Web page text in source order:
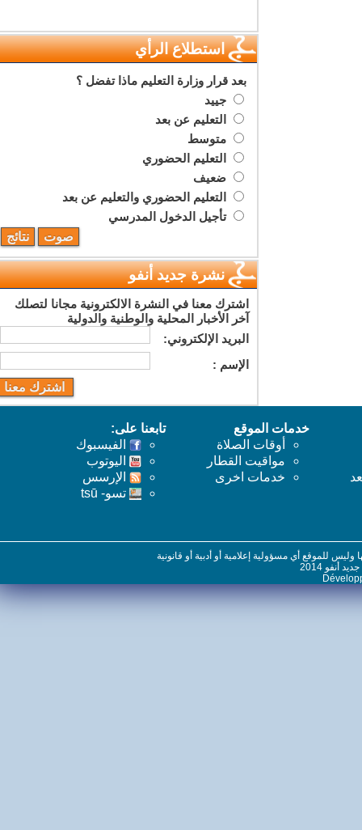
استطلاع الرأي
بعد قرار وزارة التعليم ماذا تفضل ؟
جييد
التعليم عن بعد
متوسط
التعليم الحضوري
ضعيف
التعليم الحضوري والتعليم عن بعد
تأجيل الدخول المدرسي
نشرة جديد أنفو
اشترك معنا في النشرة الالكترونية مجانا لتصلك
آخر الأخبار المحلية والوطنية والدولية
البريد اﻹلكتروني:
اﻹسم :
خدمات الموقع
أوقات الصلاة
مواقيت القطار
خدمات اخرى
تابعنا على:
الفيسبوك
اليوتوب
اﻹرسس
تسو- tsū
للموقع أي مسؤولية إعلامية أو أدبية أو قانونية
2014